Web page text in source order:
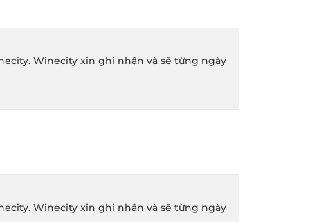
Winecity xin ghi nhận và sẽ từng ngày
Winecity xin ghi nhận và sẽ từng ngày